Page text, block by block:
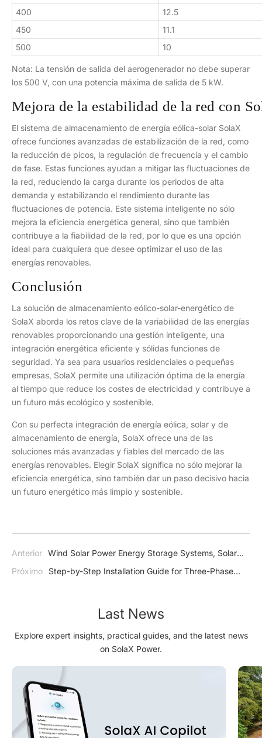
400
12.5
450
11.1
500
10
Nota: La tensión de salida del aerogenerador no debe superar
los 500 V, con una potencia máxima de salida de 5 kW.
Mejora de la estabilidad de la red con
El sistema de almacenamiento de energía eólica-solar SolaX
ofrece funciones avanzadas de estabilización de la red, como
la reducción de picos, la regulación de frecuencia y el cambio
de fase. Estas funciones ayudan a mitigar las fluctuaciones de
la red, reduciendo la carga durante los periodos de alta
demanda y estabilizando el rendimiento durante las
fluctuaciones de potencia. Este sistema inteligente no sólo
mejora la eficiencia energética general, sino que también
contribuye a la fiabilidad de la red, por lo que es una opción
ideal para cualquiera que desee optimizar el uso de las
energías renovables.
Conclusión
La solución de almacenamiento eólico-solar-energético de
SolaX aborda los retos clave de la variabilidad de las energías
renovables proporcionando una gestión inteligente, una
integración energética eficiente y sólidas funciones de
seguridad. Ya sea para usuarios residenciales o pequeñas
empresas, SolaX permite una utilización óptima de la energía
al tiempo que reduce los costes de electricidad y contribuye a
un futuro más ecológico y sostenible.
Con su perfecta integración de energía eólica, solar y de
almacenamiento de energía, SolaX ofrece una de las
soluciones más avanzadas y fiables del mercado de las
energías renovables. Elegir SolaX significa no sólo mejorar la
eficiencia energética, sino también dar un paso decisivo hacia
un futuro energético más limpio y sostenible.
Anterior Wind Solar Power Energy Storage Systems, Solar
and Wind Energy is the Future Energy
Próximo
Step-by-Step Installation Guide for Three-Phase
Last News
Explore expert insights, practical guides, and the latest news
on SolaX Power.